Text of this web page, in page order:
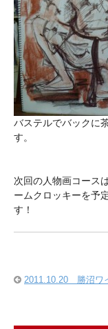
バステルでバックに
す。
次回の人物画コース
ームクロッキーを予
す！
2011.10.20 勝沼ワ